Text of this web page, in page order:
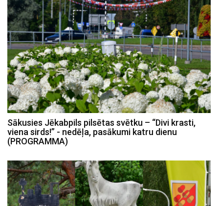
Sākusies Jēkabpils pilsētas svētku – “Divi krasti,
viena sirds!” - nedēļa, pasākumi katru dienu
(PROGRAMMA)